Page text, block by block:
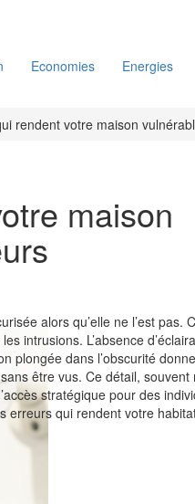
Economies Energies
rendent votre maison
maison
alors qu’elle ne l’est pas.
intrusions. L’absence
plongée dans l’obscurité
être vus. Ce détail,
stratégique pour des
erreurs qui rendent votre